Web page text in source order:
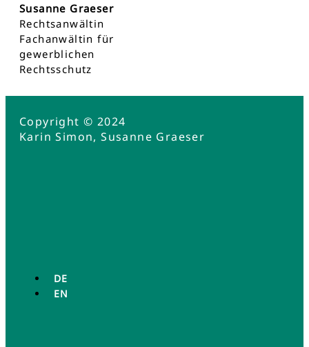
Susanne Graeser
Rechtsanwältin
Fachanwältin für
gewerblichen
Rechtsschutz
Copyright © 2024
Karin Simon, Susanne Graeser
DE
EN